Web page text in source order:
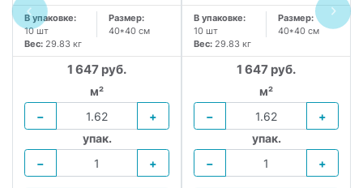
В упаковке:
10 шт
Размер:
40*40 см
Вес: 29.83 кг
1 647 руб.
м²
−
+
упак.
−
+
В упаковке:
10 шт
Размер:
40*40 см
Вес: 29.83 кг
1 647 руб.
м²
−
+
упак.
−
+